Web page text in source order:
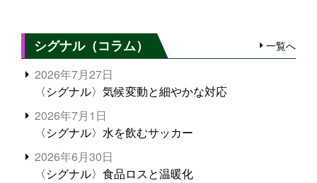
シグナル（コラム） 一覧へ
2026年7月27日
〈シグナル〉気候変動と細やかな対応
2026年7月1日
〈シグナル〉水を飲むサッカー
2026年6月30日
〈シグナル〉食品ロスと温暖化